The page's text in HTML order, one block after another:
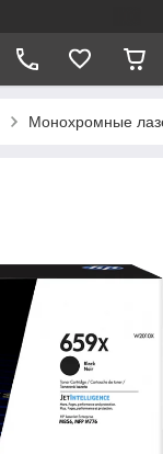
Монохромные